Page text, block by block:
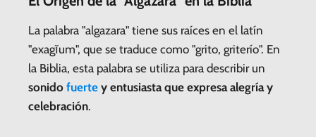
La palabra "algazara" tiene sus raíces en el latín
"exagĭum", que se traduce como "grito, griterío". En
la Biblia, esta palabra se utiliza para describir un
sonido fuerte y entusiasta que expresa alegría y
celebración.